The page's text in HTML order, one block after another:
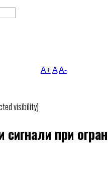
visibility)
A+AA-
при